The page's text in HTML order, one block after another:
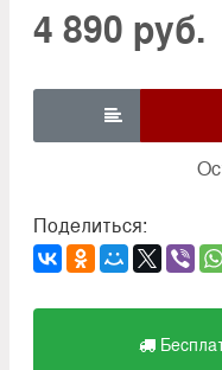
4 890 руб.

Поделиться: